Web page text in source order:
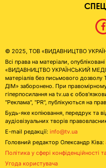
© 2025, ТОВ «ВИДАВНИЦТВО
Всі права на матеріали,
«ВИДАВНИЦТВО УКРАЇНСЬКИЙ
матеріалів без письмового
ДІМ» заборонено. При
гіперпосилання на tv.ua є
"Реклама", "PR", публікуються на
Будь-яке копіювання, передрук та
аудіовізуальних творів
E-mail редакції: info@tv.ua
Головний редактор Олександр Ківа:
Політика у сфері конфіденційності
Угода користувача